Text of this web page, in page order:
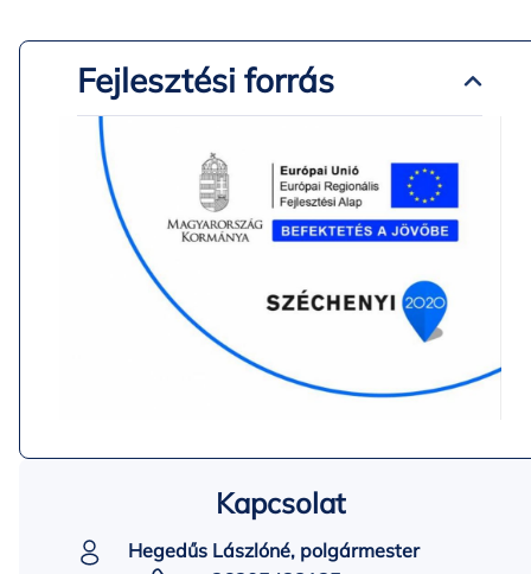
Fejlesztési forrás
Kapcsolat
Hegedűs Lászlóné, polgármester